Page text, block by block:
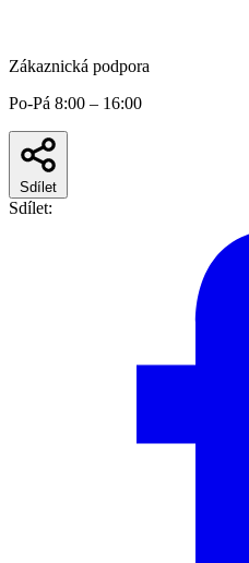
Zákaznická podpora
Po-Pá 8:00 – 16:00
Sdílet
Sdílet: